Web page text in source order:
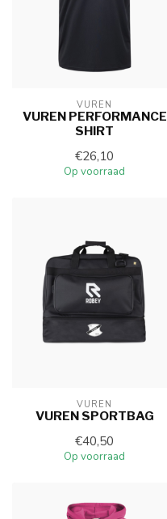
VUREN
VUREN PERFORMANCE
SHIRT
€26,10
Op voorraad
VUREN
VUREN SPORTBAG
€40,50
Op voorraad